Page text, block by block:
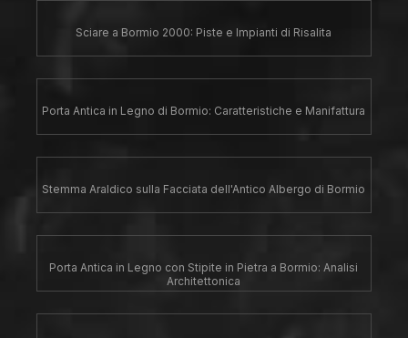
Sciare a Bormio 2000: Piste e Impianti di Risalita
Porta Antica in Legno di Bormio: Caratteristiche e Manifattura
Stemma Araldico sulla Facciata dell'Antico Albergo di Bormio
Porta Antica in Legno con Stipite in Pietra a Bormio: Analisi
Architettonica